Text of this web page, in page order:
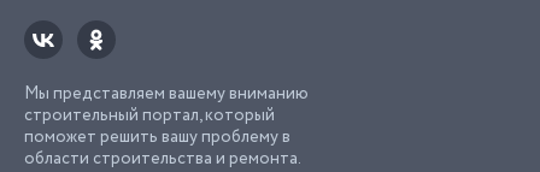
Мы представляем вашему вниманию
строительный портал, который
поможет решить вашу проблему в
области строительства и ремонта.